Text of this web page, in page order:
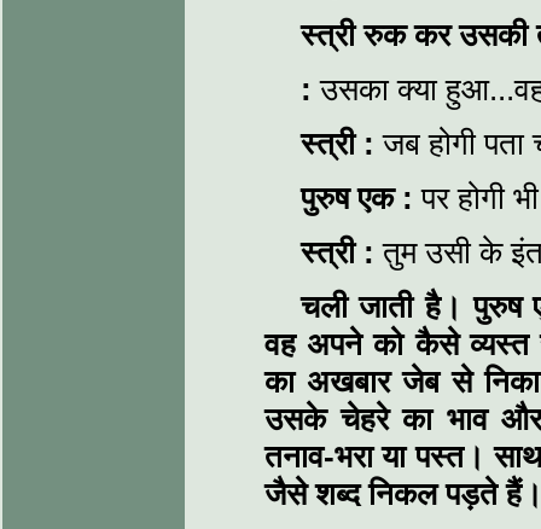
स्त्री रुक कर
:उसका क्या हुआ...वह
स्त्री :जब होगी पता
पुरुष एक :पर होगी
स्त्री :तुम उसी के
चली जाती है। पुरुष
वह अपने को कैसे व्यस्त
का अखबार जेब से
उसके चेहरे का भाव और
तनाव-भरा या पस्त।
जैसे शब्द निकल पड़ते